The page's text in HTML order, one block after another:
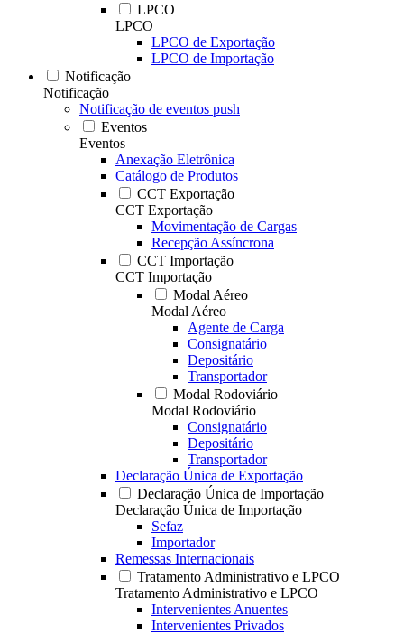
LPCO
LPCO
LPCO de Exportação
LPCO de Importação
Notificação
Notificação
Notificação de eventos push
Eventos
Eventos
Anexação Eletrônica
Catálogo de Produtos
CCT Exportação
CCT Exportação
Movimentação de Cargas
Recepção Assíncrona
CCT Importação
CCT Importação
Modal Aéreo
Modal Aéreo
Agente de Carga
Consignatário
Depositário
Transportador
Modal Rodoviário
Modal Rodoviário
Consignatário
Depositário
Transportador
Declaração Única de Exportação
Declaração Única de Importação
Declaração Única de Importação
Sefaz
Importador
Remessas Internacionais
Tratamento Administrativo e LPCO
Tratamento Administrativo e LPCO
Intervenientes Anuentes
Intervenientes Privados